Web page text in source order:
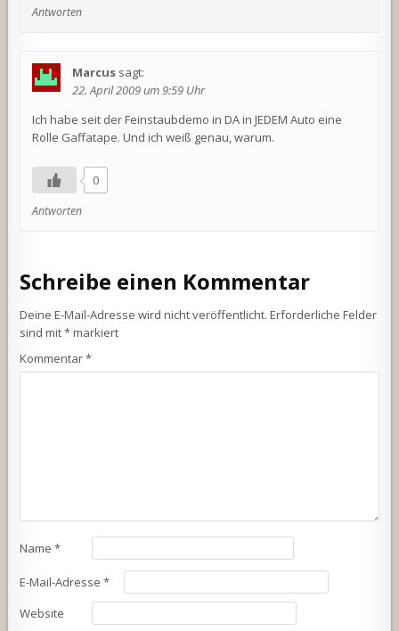
Antworten
Marcus sagt:
22. April 2009 um 9:59 Uhr
Ich habe seit der Feinstaubdemo in DA in JEDEM Auto eine
Rolle Gaffatape. Und ich weiß genau, warum.
0
Antworten
Schreibe einen Kommentar
Deine E-Mail-Adresse wird nicht veröffentlicht. Erforderliche Felder
sind mit*markiert
Kommentar*
Name*
E-Mail-Adresse*
Website